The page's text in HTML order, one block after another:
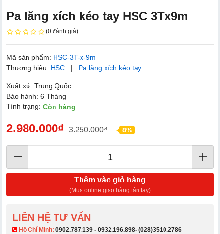
Pa lăng xích kéo tay HSC 3Tx9m
(0 đánh giá)
Mã sản phẩm: HSC-3T-x-9m
Thương hiệu: HSC | Pa lăng xích kéo tay
Xuất xứ: Trung Quốc
Bảo hành: 6 Tháng
Tình trạng: Còn hàng
2.980.000₫ 3.250.000₫ 8%
Thêm vào giỏ hàng
(Mua online giao hàng tận tay)
LIÊN HỆ TƯ VẤN
​ Hồ Chí Minh: 0902.787.139 - 0932.196.898- (028)3510.2786